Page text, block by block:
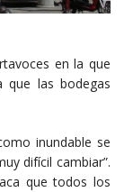
en la que
que las bodegas
inundable se
difícil cambiar”.
que todos los